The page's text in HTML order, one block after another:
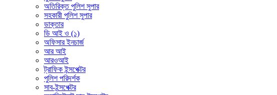
অতিরিক্ত পুলিশ সুপার
সহকারী পুলিশ সুপার
ডাক্তার
ডি আই ও (১)
অফিসার ইনচার্জ
আর আই
আরওআই
ট্রাফিক ইন্সপেক্টর
পুলিশ পরিদর্শক
সাব-ইন্সপেক্টর